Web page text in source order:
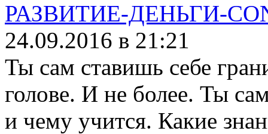
РАЗВИТИЕ-ДЕНЬГИ-
24.09.2016 в 21:21
Ты сам ставишь себе
голове. И не более. Ты
и чему учится. Какие